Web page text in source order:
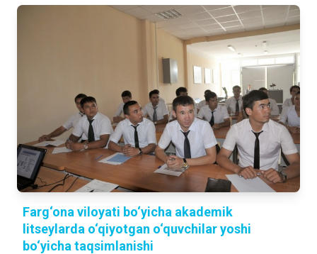
Farg‘ona viloyati bo‘yicha akademik
litseylarda o‘qiyotgan o‘quvchilar yoshi
bo‘yicha taqsimlanishi